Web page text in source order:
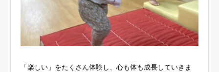
「楽しい」をたくさん体験し、心も体も成長していきま